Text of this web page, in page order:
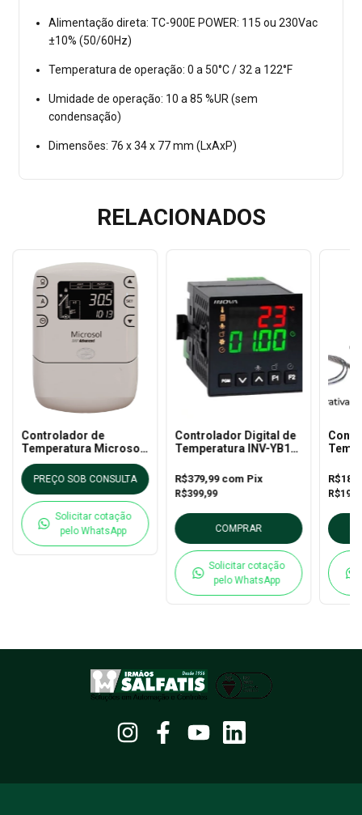
Alimentação direta: TC-900E POWER: 115 ou 230Vac
±10% (50/60Hz)
Temperatura de operação: 0 a 50°C / 32 a 122°F
Umidade de operação: 10 a 85 %UR (sem
condensação)
Dimensões: 76 x 34 x 77 mm (LxAxP)
RELACIONADOS
Controlador de
Temperatura Microsol
BMP Advanced - Full
Gauge
PREÇO SOB CONSULTA
Solicitar cotação
pelo WhatsApp
Controlador Digital de
Temperatura INV-YB1-
R$399,99
R$379,99 com Pix
COMPRAR
Solicitar cotação
pelo WhatsApp